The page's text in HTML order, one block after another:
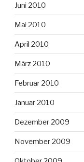
Juni 2010
Mai 2010
April 2010
März 2010
Februar 2010
Januar 2010
Dezember 2009
November 2009